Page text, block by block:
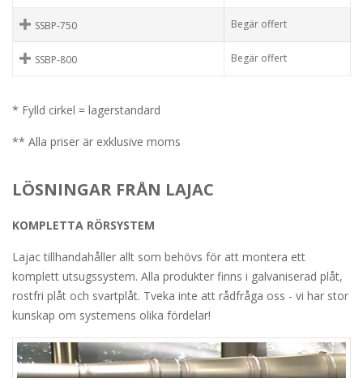
SSBP-750 Begär offert
SSBP-800 Begär offert
* Fylld cirkel = lagerstandard
** Alla priser är exklusive moms
LÖSNINGAR FRÅN LAJAC
KOMPLETTA RÖRSYSTEM
Lajac tillhandahåller allt som behövs för att montera ett
komplett utsugssystem. Alla produkter finns i galvaniserad plåt,
rostfri plåt och svartplåt. Tveka inte att rådfråga oss - vi har stor
kunskap om systemens olika fördelar!